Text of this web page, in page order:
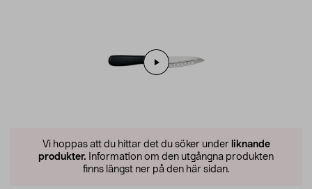
Vi hoppas att du hittar det du söker under liknande
produkter. Information om den utgångna produkten
finns längst ner på den här sidan.